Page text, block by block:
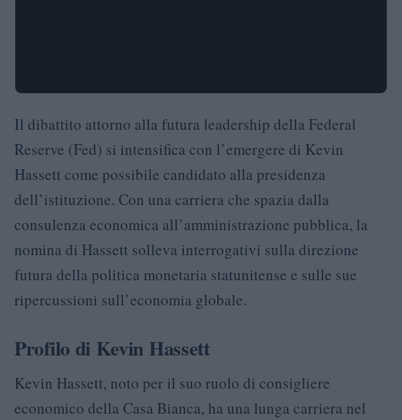
Il dibattito attorno alla futura leadership della Federal
Reserve (Fed) si intensifica con l’emergere di Kevin
Hassett come possibile candidato alla presidenza
dell’istituzione. Con una carriera che spazia dalla
consulenza economica all’amministrazione pubblica, la
nomina di Hassett solleva interrogativi sulla direzione
futura della politica monetaria statunitense e sulle sue
ripercussioni sull’economia globale.
Profilo di Kevin Hassett
Kevin Hassett, noto per il suo ruolo di consigliere
economico della Casa Bianca, ha una lunga carriera nel